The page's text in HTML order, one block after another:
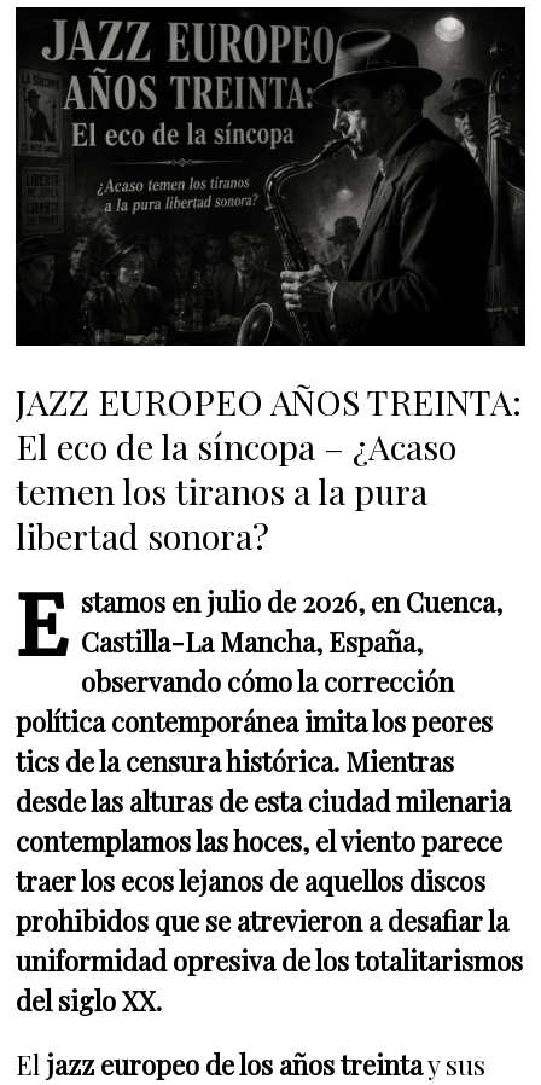
JAZZ EUROPEO AÑOS TREINTA:
El eco de la síncopa – ¿Acaso
temen los tiranos a la pura
libertad sonora?
E stamos en julio de 2026, en Cuenca,
Castilla-La Mancha, España,
observando cómo la corrección
política contemporánea imita los peores
tics de la censura histórica. Mientras
desde las alturas de esta ciudad milenaria
contemplamos las hoces, el viento parece
traer los ecos lejanos de aquellos discos
prohibidos que se atrevieron a desafiar la
uniformidad opresiva de los totalitarismos
del siglo XX.
El jazz europeo de los años treintay sus